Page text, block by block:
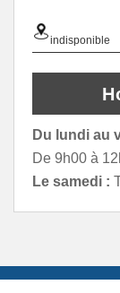
indisponible
Du lundi au
De 9h00 à
Le samedi :